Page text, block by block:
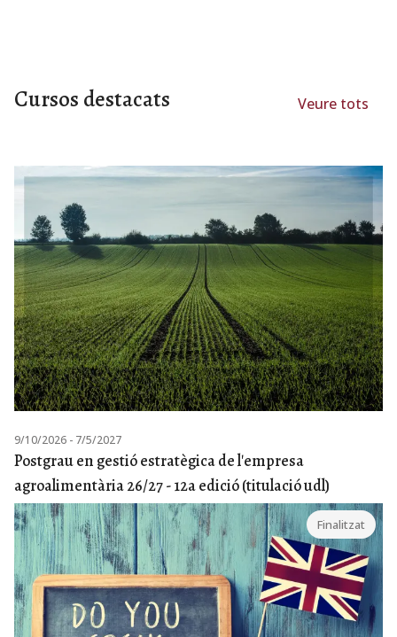
Cursos destacats Veure tots
9/10/2026 - 7/5/2027
Postgrau en gestió estratègica de l'empresa
agroalimentària 26/27 - 12a edició (titulació udl)
Finalitzat